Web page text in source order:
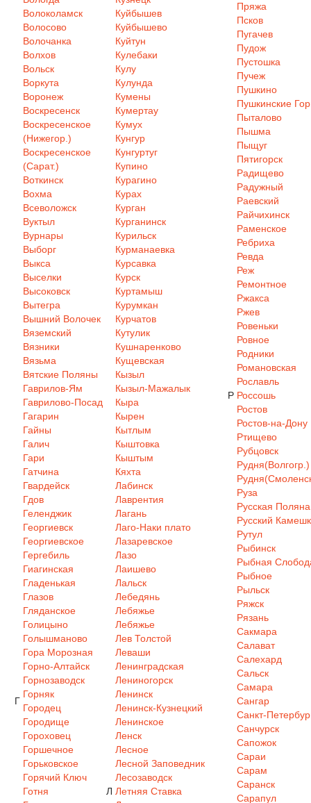
Волоколамск
Волосово
Волочанка
Волхов
Вольск
Воркута
Воронеж
Воскресенск
Воскресенское
(Нижегор.)
Воскресенское
(Сарат.)
Воткинск
Вохма
Всеволожск
Вуктыл
Вурнары
Выборг
Выкса
Выселки
Высоковск
Вытегра
Вышний Волочек
Вяземский
Вязники
Вязьма
Вятские Поляны
Г
Гаврилов-Ям
Гаврилово-Посад
Гагарин
Гайны
Галич
Гари
Гатчина
Гвардейск
Гдов
Геленджик
Георгиевск
Георгиевское
Гергебиль
Гиагинская
Гладенькая
Глазов
Гляданское
Голицыно
Голышманово
Гора Морозная
Горно-Алтайск
Горнозаводск
Горняк
Городец
Городище
Гороховец
Горшечное
Горьковское
Горячий Ключ
Готня
Куйбышев
Куйбышево
Куйтун
Кулебаки
Кулу
Кулунда
Кумены
Кумертау
Кумух
Кунгур
Кунгуртуг
Купино
Курагино
Курах
Курган
Курганинск
Курильск
Курманаевка
Курсавка
Курск
Куртамыш
Курумкан
Курчатов
Кутулик
Кушнаренково
Кущевская
Кызыл
Кызыл-Мажалык
Кыра
Кырен
Кытлым
Кыштовка
Кыштым
Кяхта
Л
Лабинск
Лаврентия
Лагань
Лаго-Наки плато
Лазаревское
Лазо
Лаишево
Лальск
Лебедянь
Лебяжье
Лебяжье
Лев Толстой
Леваши
Ленинградская
Лениногорск
Ленинск
Ленинск-Кузнецкий
Ленинское
Ленск
Лесное
Лесной Заповедник
Лесозаводск
Летняя Ставка
Пряжа
Псков
Пугачев
Пудож
Пустошка
Пучеж
Пушкино
Пушкинские
Пыталово
Пышма
Пыщуг
Пятигорск
Р
Радищево
Радужный
Раевский
Райчихинск
Раменское
Ребриха
Ревда
Реж
Ремонтное
Ржакса
Ржев
Ровеньки
Ровное
Родники
Романовская
Рославль
Россошь
Ростов
Ростов-на-Дону
Ртищево
Рубцовск
Рудня(Волгогр.)
Руза
Русская Поляна
Русский
Рутул
Рыбинск
Рыбная
Рыбное
Рыльск
Ряжск
Рязань
Сакмара
Салават
Салехард
Сальск
Самара
Сангар
Санкт-
Санчурск
Сапожок
Сараи
Сарам
Саранск
Сарапул